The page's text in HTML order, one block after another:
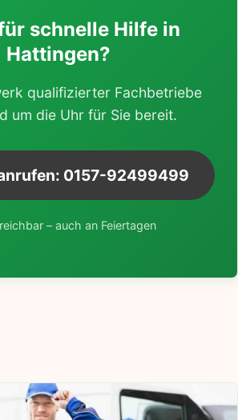
schnelle Hilfe in
Hattingen?
qualifizierter Fachbetriebe
um die Uhr für Sie bereit.
0157-92499499
– auch an Feiertagen